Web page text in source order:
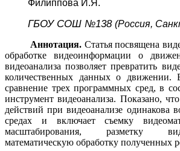
Филиппова И.Я.
ГБОУ СОШ №138 (Россия,
Аннотация. Статья посвящена
обработке видеоинформации о
видеоанализа позволяет превратить
количественных данных о движении.
сравнение трех программных сред, в
инструмент видеоанализа. Показано,
действий при видеоанализе одинакова
средах и включает съемку
масштабирования, разметку
математическую обработку полученных